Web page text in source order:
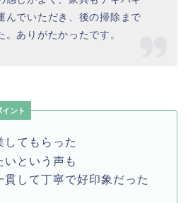
んでいただき、後の掃除まで
。ありがたかったです。
ント
してもらった
いという声も
貫して丁寧で好印象だった